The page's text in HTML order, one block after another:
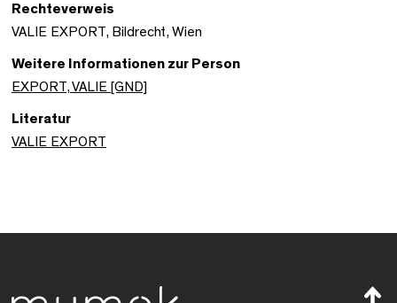
Rechteverweis
VALIE EXPORT, Bildrecht, Wien
Weitere Informationen zur Person
EXPORT, VALIE [GND]
Literatur
VALIE EXPORT